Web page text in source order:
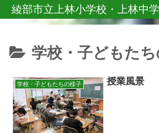
綾部市立上林小学校・上林中
学校・子どもた
学校・子どもたちの様子 授業風景